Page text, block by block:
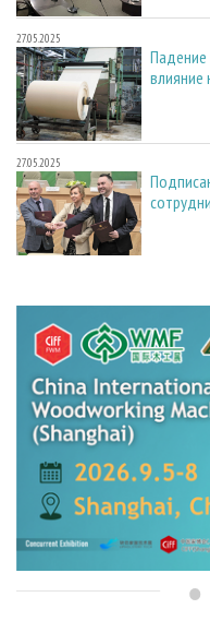
27.05.2025
Падение
влияние
27.05.2025